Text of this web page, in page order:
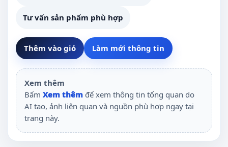
Tư vấn sản phẩm phù hợp
Thêm vào giỏ Làm mới thông tin
Xem thêm
Bấm Xem thêm để xem thông tin tổng quan do
AI tạo, ảnh liên quan và nguồn phù hợp ngay tại
trang này.